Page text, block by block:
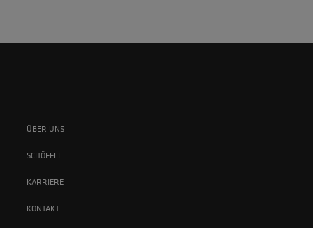
ÜBER UNS
SCHÖFFEL
KARRIERE
KONTAKT